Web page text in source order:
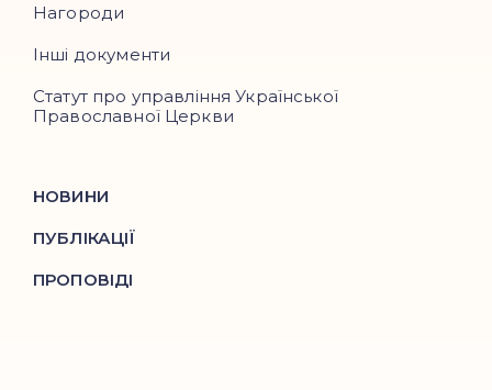
Нагороди
Інші документи
Статут про управління Української
Православної Церкви
НОВИНИ
ПУБЛІКАЦІЇ
ПРОПОВІДІ